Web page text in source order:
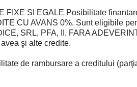
FIXE SI EGALE Posibilitate
CU AVANS 0%. Sunt eligibile
SRL, PFA, II. FARA
şi alte credite.
de rambursare a creditului